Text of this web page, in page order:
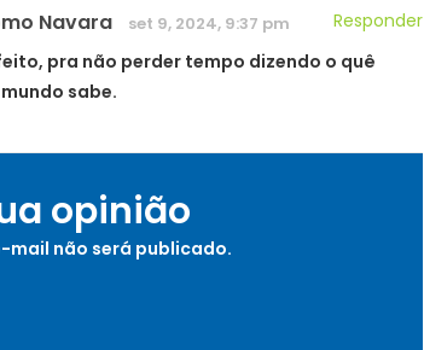
Navara set 9, 2024, 9:37 pm
Responder
pra não perder tempo dizendo o quê
sabe.
opinião
mail não será publicado.